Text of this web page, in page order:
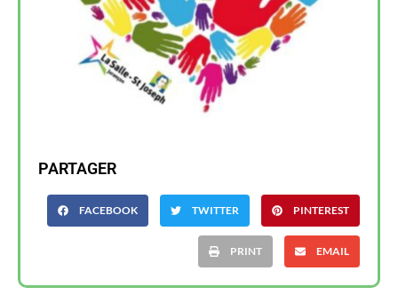
PARTAGER
FACEBOOK TWITTER PINTEREST
PRINT EMAIL